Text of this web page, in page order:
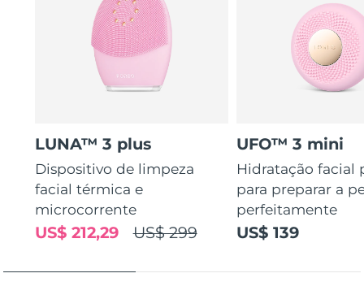
LUNA™ 3 plus
Dispositivo de limpeza
facial térmica e
microcorrente
US$ 299
US$ 212,29
UFO™ 3 mini
Hidratação facial
para preparar a
perfeitamente
US$ 139